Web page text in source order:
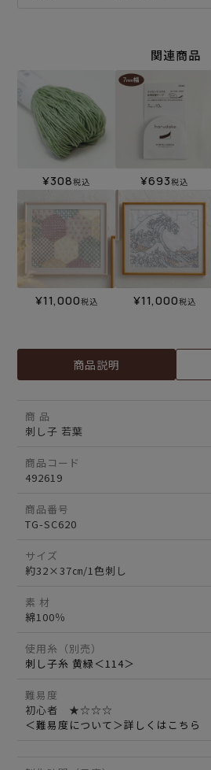
関連商品
¥308税込 ¥693税込
¥11,000税込 ¥11,000税込
商品説明
商 品
刺し子 若葉
商品コード
492619
商品番号
TG-SC620
サイズ
約32×37㎝/1色刺し
素 材
綿100％
使用糸（別売）
刺し子糸 黄緑＜114＞
難易度
初心者 ★☆☆☆
＜難易度について＞詳しくはこちら